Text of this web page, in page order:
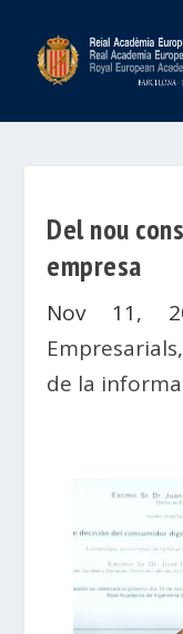
Del nou
empresa
Nov 11,
Empresarials
de la